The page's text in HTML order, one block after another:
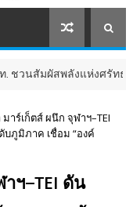
งแห่งศรัทธา ร่วมงาน "ห่
าร์เก็ตส์ ผนึก จุฬาฯ–TEI
บภูมิภาค เชื่อม “องค์
ฯ–TEI ดัน